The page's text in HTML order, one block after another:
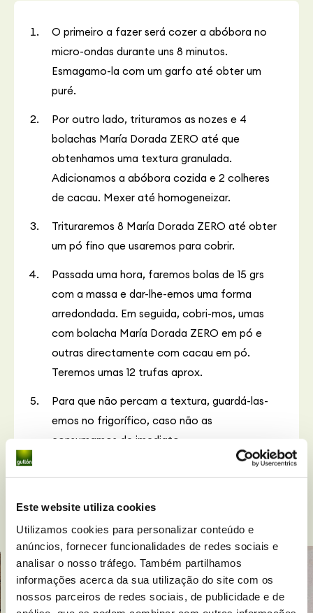
Este website utiliza cookies
Utilizamos cookies para personalizar conteúdo e
anúncios, fornecer funcionalidades de redes sociais e
analisar o nosso tráfego. Também partilhamos
informações acerca da sua utilização do site com os
nossos parceiros de redes sociais, de publicidade e de
O primeiro a fazer será cozer a abóbora no
micro-ondas durante uns 8 minutos.
Esmagamo-la com um garfo até obter um
puré.
Por outro lado, trituramos as nozes e 4
bolachas María Dorada ZERO até que
obtenhamos uma textura granulada.
Adicionamos a abóbora cozida e 2 colheres
de cacau. Mexer até homogeneizar.
Trituraremos 8 María Dorada ZERO até obter
um pó fino que usaremos para cobrir.
Passada uma hora, faremos bolas de 15 grs
com a massa e dar-lhe-emos uma forma
arredondada. Em seguida, cobri-mos, umas
com bolacha María Dorada ZERO em pó e
outras directamente com cacau em pó.
Teremos umas 12 trufas aprox.
Para que não percam a textura, guardá-las-
emos no frigorífico, caso não as
consumamos de imediato.
Receitasrelacionadas